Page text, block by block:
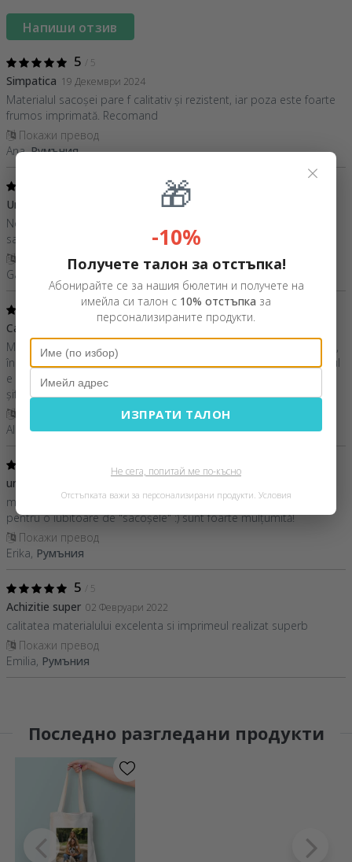
Напиши отзив
5 / 5
Simpatica 19 Декември 2024
Materialul sacoșei pare f calitativ și rezistent, iar poza este foarte
frumos imprimată. Recomand
Покажи превод
Ana,Румъния
Un cadou inspirat 17 Ноември 2024
Nota 10 pentru promptitudine si modul in care s-a lucrat la
sacosa
Покажи превод
Gabi,
5/ 5
Cadou super simpatic
Mi-a plăcut mult cum a ieșit personalizarea, sacoșa e foarte faină,
încăpătoare și bine lucrată. O mică rugăminte: pentru că materialul
e in, atunci când îl împachetați pentru cadou aveți grijă că se
șifonează destul de ușor.
Alina,Румъния
un cadou perfect
materialul este foarte calitativ, iar ideea cadoului este perfectă
pentru o iubitoare de "sacoșele" :) sunt foarte mulțumită!
Покажи превод
Erika, Румъния
5 / 5
Achizitie super 02 Февруари 2022
calitatea materialului excelenta si imprimeul realizat superb
Покажи превод
Emilia, Румъния
Последно разгледани продукти
×
🎁
-10%
Получете талон за отстъпка!
Абонирайте се за нашия бюлетин и получете на
имейла си талон с 10% отстъпка за
персонализираните продукти.
ИЗПРАТИ ТАЛОН
Не сега, попитай ме по-късно
Отстъпката важи за персонализирани продукти. Условия